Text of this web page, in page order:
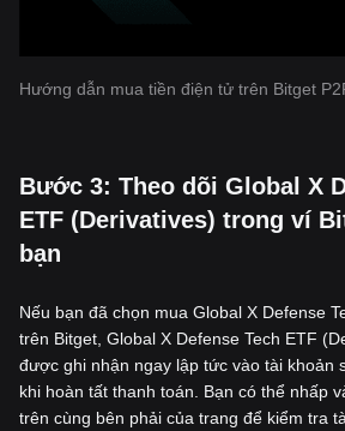
Hướng dẫn mua tiền điện tử trên Bitget
‌Bước 3: Theo dõi Global X
ETF (Derivatives) trong ví
bạn
Nếu bạn đã chọn mua Global X Defense
trên Bitget, Global X Defense Tech ETF
được ghi nhận ngay lập tức vào tài khoản
khi hoàn tất thanh toán. Bạn có thể nhấp
trên cùng bên phải của trang để kiểm tra